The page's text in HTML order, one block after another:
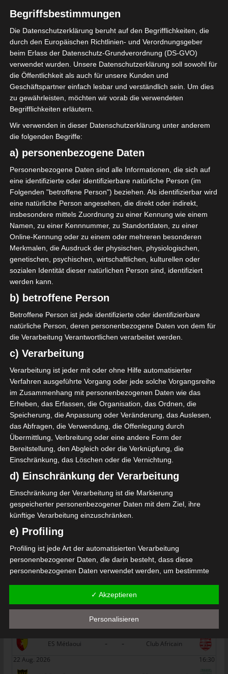
Sportive de Zarzis
ENDERGEBNIS
TORE
Tor
R. Homri
Elfmetertor
AUFSTELLUNGEN
Olympique de Béjà (OB)
M R. Homri
Espérance Sportive de Zarzis (ESZ)
O A. Jabri
M K. Guenichi 78'
Espérance Sportive de Zarzis – Club Athlétique Biz
ertin (CAB)
Stade Tunisien (ST) – Jeunesse sportive d’El Omran
Die nächsten Begegnungen
SPIELTAG 1
22 Aug. 2026
PS Sakiet Eddaïer
- -
22 Aug. 2026
Stade Tunisien
- -
CS Sfax
22 Aug. 2026
ES Tunis
- -
ESS Sousse
ES Métlaoui
- -
Club Africain
22 Aug. 2026
16:30
Begriffsbestimmungen
Die Datenschutzerklärung beruht auf den Begrifflichkeiten, die
durch den Europäischen Richtlinien- und Verordnungsgeber
beim Erlass der Datenschutz-Grundverordnung (DS-GVO)
verwendet wurden. Unsere Datenschutzerklärung soll sowohl für
die Öffentlichkeit als auch für unsere Kunden und
Geschäftspartner einfach lesbar und verständlich sein. Um dies
zu gewährleisten, möchten wir vorab die verwendeten
Begrifflichkeiten erläutern.
Wir verwenden in dieser Datenschutzerklärung unter anderem
die folgenden Begriffe:
a) personenbezogene Daten
Personenbezogene Daten sind alle Informationen, die sich auf
eine identifizierte oder identifizierbare natürliche Person (im
Folgenden "betroffene Person") beziehen. Als identifizierbar wird
eine natürliche Person angesehen, die direkt oder indirekt,
insbesondere mittels Zuordnung zu einer Kennung wie einem
Namen, zu einer Kennnummer, zu Standortdaten, zu einer
Online-Kennung oder zu einem oder mehreren besonderen
Merkmalen, die Ausdruck der physischen, physiologischen,
genetischen, psychischen, wirtschaftlichen, kulturellen oder
sozialen Identität dieser natürlichen Person sind, identifiziert
werden kann.
b) betroffene Person
Betroffene Person ist jede identifizierte oder identifizierbare
natürliche Person, deren personenbezogene Daten von dem für
die Verarbeitung Verantwortlichen verarbeitet werden.
c) Verarbeitung
Verarbeitung ist jeder mit oder ohne Hilfe automatisierter
Verfahren ausgeführte Vorgang oder jede solche Vorgangsreihe
im Zusammenhang mit personenbezogenen Daten wie das
Erheben, das Erfassen, die Organisation, das Ordnen, die
Speicherung, die Anpassung oder Veränderung, das Auslesen,
das Abfragen, die Verwendung, die Offenlegung durch
Übermittlung, Verbreitung oder eine andere Form der
Bereitstellung, den Abgleich oder die Verknüpfung, die
Einschränkung, das Löschen oder die Vernichtung.
d) Einschränkung der Verarbeitung
Einschränkung der Verarbeitung ist die Markierung
gespeicherter personenbezogener Daten mit dem Ziel, ihre
künftige Verarbeitung einzuschränken.
e) Profiling
Profiling ist jede Art der automatisierten Verarbeitung
personenbezogener Daten, die darin besteht, dass diese
personenbezogenen Daten verwendet werden, um bestimmte
beziehen, zu bewerten, insbesondere, um Aspekte bezüglich
Arbeitsleistung, wirtschaftlicher Lage, Gesundheit, persönlicher
Vorlieben, Interessen, Zuverlässigkeit, Verhalten, Aufenthaltsort
oder Ortswechsel dieser natürlichen Person zu analysieren oder
vorherzusagen.
f) Pseudonymisierung
Pseudonymisierung ist die Verarbeitung personenbezogener
✓ Akzeptieren
Personalisieren